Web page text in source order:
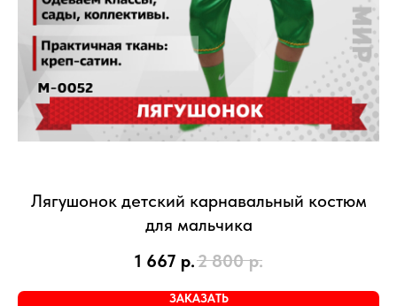
Лягушонок детский карнавальный костюм
для мальчика
1 667 р.2 800 р.
ЗАКАЗАТЬ